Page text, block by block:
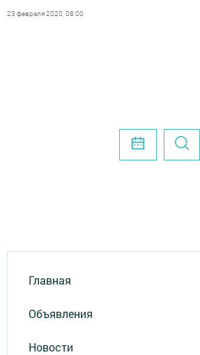
23 февраля 2020, 08:00
Главная
Объявления
Новости